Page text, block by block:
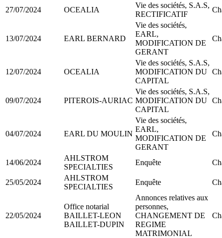
27/07/2024 OCEALIA
Vie des sociétés, S.A.S,
RECTIFICATIF
13/07/2024 EARL BERNARD
Vie des sociétés,
EARL,
MODIFICATION DE
GERANT
12/07/2024 OCEALIA
Vie des sociétés, S.A.S,
MODIFICATION DU
CAPITAL
09/07/2024 PITEROIS-AURIAC
Vie des sociétés, S.A.S,
MODIFICATION DU
CAPITAL
04/07/2024 EARL DU MOULIN
Vie des sociétés,
EARL,
MODIFICATION DE
GERANT
14/06/2024
AHLSTROM
SPECIALTIES
Enquête
25/05/2024
AHLSTROM
SPECIALTIES
Enquête
22/05/2024
Office notarial
BAILLET-LEON
BAILLET-DUPIN
Annonces relatives aux
personnes,
CHANGEMENT DE
REGIME
MATRIMONIAL